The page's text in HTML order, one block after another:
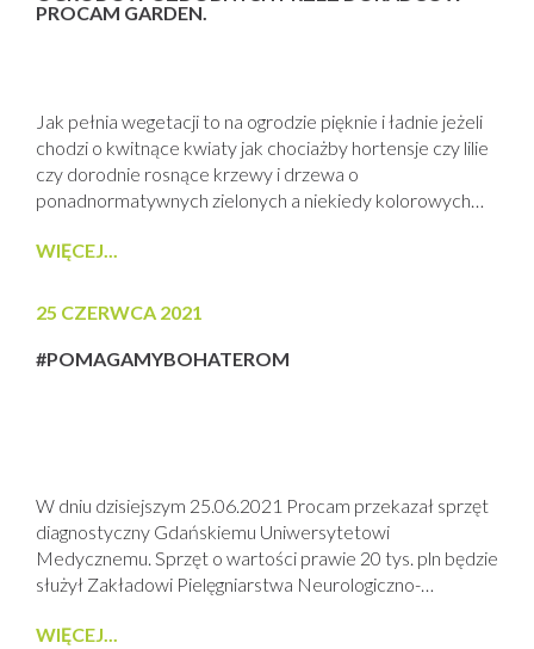
PROCAM GARDEN.
Jak pełnia wegetacji to na ogrodzie pięknie i ładnie jeżeli
chodzi o kwitnące kwiaty jak chociażby hortensje czy lilie
czy dorodnie rosnące krzewy i drzewa o
ponadnormatywnych zielonych a niekiedy kolorowych
kolorystycznie masie liściowej. Może też być strasznie
niezauważalny nagle na ogrodzie pojawią się nieproszeni
WIĘCEJ...
25 CZERWCA 2021
#POMAGAMYBOHATEROM
W dniu dzisiejszym 25.06.2021 Procam przekazał sprzęt
diagnostyczny Gdańskiemu Uniwersytetowi
Medycznemu. Sprzęt o wartości prawie 20 tys. pln będzie
służył Zakładowi Pielęgniarstwa Neurologiczno-
Sitek. Darowizna została przekazana na cele
WIĘCEJ...